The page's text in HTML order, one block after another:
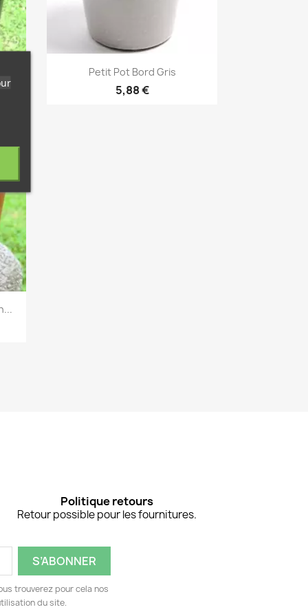
Aperçu rapide
Petit Pot Bord Gris
5,88 €
Politique retours
Retour possible pour les fournitures.
trouverez pour cela nos
du site.